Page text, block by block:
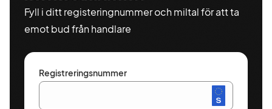
Fyll i ditt registeringnummer och miltal för att ta
emot bud från handlare
Registreringsnummer